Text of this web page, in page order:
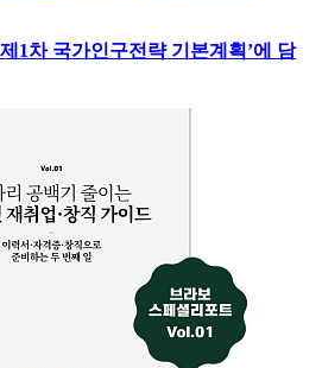
1차 국가인구전략 기본계획’에 담